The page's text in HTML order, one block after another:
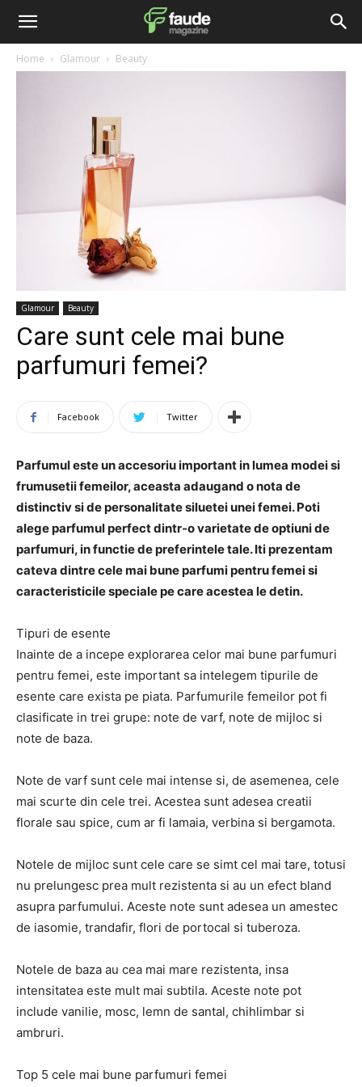
Home Glamour Beauty
Glamour Beauty
Care sunt cele mai bune
parfumuri femei?
Facebook Twitter
Parfumul este un accesoriu important in lumea modei si
frumusetii femeilor, aceasta adaugand o nota de
distinctiv si de personalitate siluetei unei femei. Poti
alege parfumul perfect dintr-o varietate de optiuni de
parfumuri, in functie de preferintele tale. Iti prezentam
cateva dintre cele mai bune parfumi pentru femei si
caracteristicile speciale pe care acestea le detin.
Tipuri de esente
Inainte de a incepe explorarea celor mai bune parfumuri
pentru femei, este important sa intelegem tipurile de
esente care exista pe piata. Parfumurile femeilor pot fi
clasificate in trei grupe: note de varf, note de mijloc si
note de baza.
Note de varf sunt cele mai intense si, de asemenea, cele
mai scurte din cele trei. Acestea sunt adesea creatii
florale sau spice, cum ar fi lamaia, verbina si bergamota.
Notele de mijloc sunt cele care se simt cel mai tare, totusi
nu prelungesc prea mult rezistenta si au un efect bland
asupra parfumului. Aceste note sunt adesea un amestec
de iasomie, trandafir, flori de portocal si tuberoza.
Notele de baza au cea mai mare rezistenta, insa
intensitatea este mult mai subtila. Aceste note pot
include vanilie, mosc, lemn de santal, chihlimbar si
ambruri.
Top 5 cele mai bune parfumuri femei